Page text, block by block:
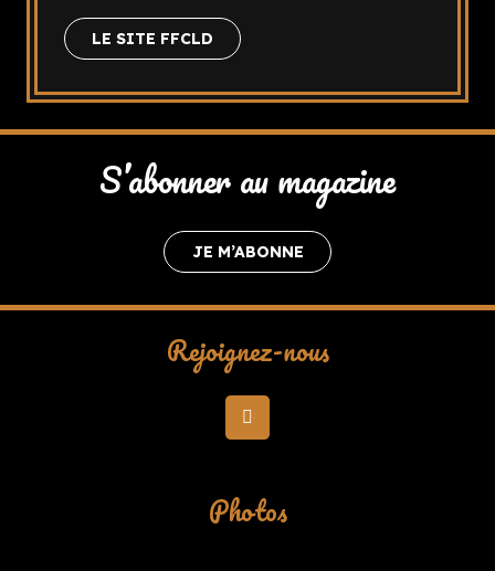
LE SITE FFCLD
S’abonner au magazine
JE M’ABONNE
Rejoignez-nous
Photos